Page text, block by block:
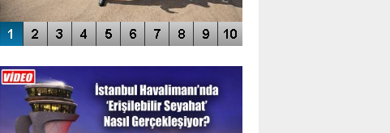
ENGELLERİN AŞILDIĞI HAVALİMANI